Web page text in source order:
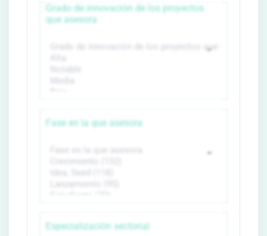
Grado de innovación de los proyectos
que asesora
Fase en la que asesora
Especialización sectorial